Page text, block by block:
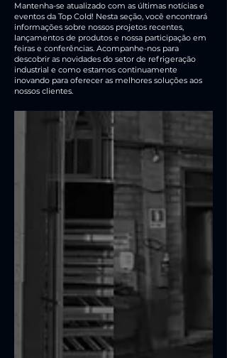
Mantenha-se atualizado com as últimas notícias e
eventos da Top Cold! Nesta seção, você encontrará
informações sobre nossos projetos recentes,
lançamentos de produtos e nossa participação em
feiras e conferências. Acompanhe-nos para
descobrir as novidades do setor de refrigeração
industrial e como estamos continuamente
inovando para oferecer as melhores soluções aos
nossos clientes.